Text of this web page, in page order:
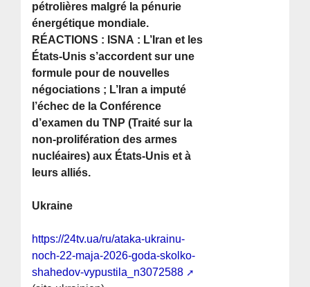
pétrolières malgré la pénurie
énergétique mondiale.
RÉACTIONS : ISNA : L’Iran et les
États-Unis s’accordent sur une
formule pour de nouvelles
négociations ; L’Iran a imputé
l’échec de la Conférence
d’examen du TNP (Traité sur la
non-prolifération des armes
nucléaires) aux États-Unis et à
leurs alliés.
Ukraine
https://24tv.ua/ru/ataka-ukrainu-
noch-22-maja-2026-goda-skolko-
shahedov-vypustila_n3072588